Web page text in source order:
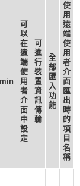
可
以
在
遠
端
使
用
者
介
面
中
設
定
可
進
行
裝
置
資
訊
傳
輸
全
部
匯
入
功
能
使
用
遠
端
使
用
者
介
面
匯
出
時
的
項
目
名
稱